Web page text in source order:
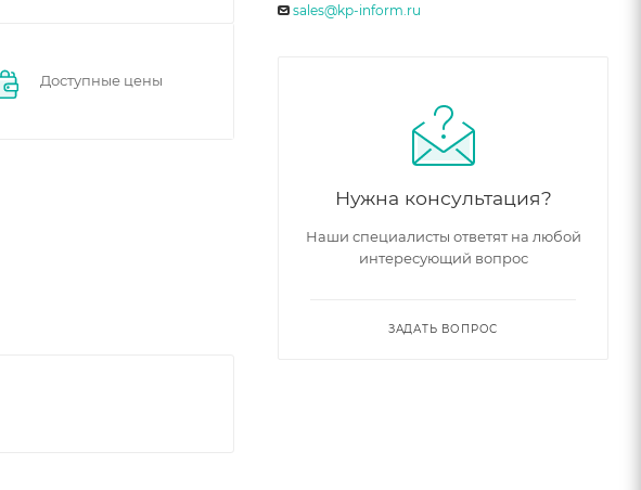
Доступные цены
sales@kp-inform.ru
Нужна консультация?
Наши специалисты ответят на любой
интересующий вопрос
ЗАДАТЬ ВОПРОС